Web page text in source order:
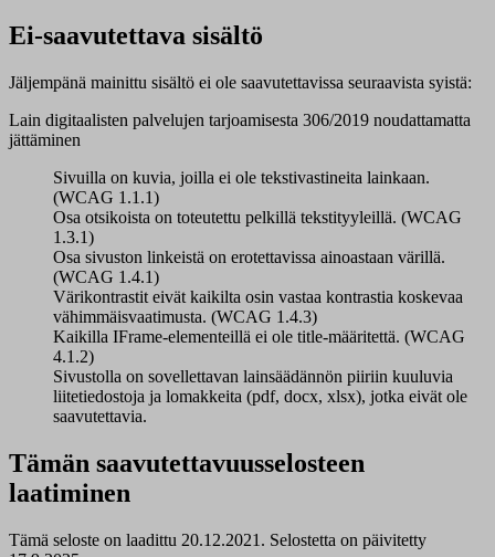
Ei-saavutettava sisältö
Jäljempänä mainittu sisältö ei ole saavutettavissa seuraavista syistä:
Lain digitaalisten palvelujen tarjoamisesta 306/2019 noudattamatta
jättäminen
Sivuilla on kuvia, joilla ei ole tekstivastineita lainkaan.
(WCAG 1.1.1)
Osa otsikoista on toteutettu pelkillä tekstityyleillä. (WCAG
1.3.1)
Osa sivuston linkeistä on erotettavissa ainoastaan värillä.
(WCAG 1.4.1)
Värikontrastit eivät kaikilta osin vastaa kontrastia koskevaa
vähimmäisvaatimusta. (WCAG 1.4.3)
Kaikilla IFrame-elementeillä ei ole title-määritettä. (WCAG
4.1.2)
Sivustolla on sovellettavan lainsäädännön piiriin kuuluvia
liitetiedostoja ja lomakkeita (pdf, docx, xlsx), jotka eivät ole
saavutettavia.
Tämän saavutettavuusselosteen
laatiminen
Tämä seloste on laadittu 20.12.2021. Selostetta on päivitetty